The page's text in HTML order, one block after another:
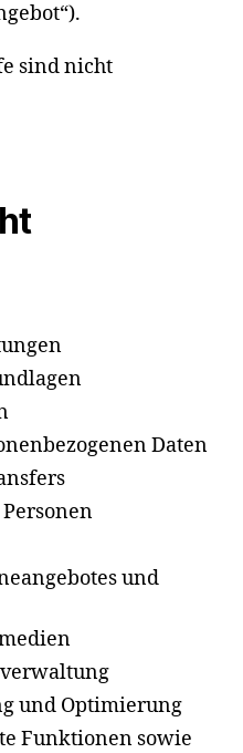
sind nicht
Daten
und
und Optimierung
Funktionen sowie